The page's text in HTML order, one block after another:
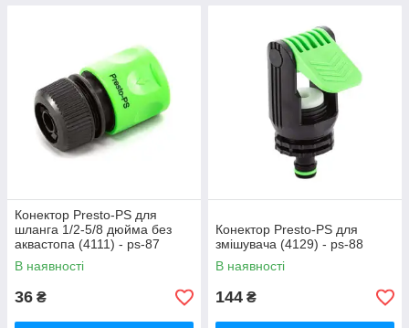
Конектор Presto-PS для
шланга 1/2-5/8 дюйма без
аквастопа (4111) - ps-87
В наявності
36 ₴
Конектор Presto-PS для
змішувача (4129) - ps-88
В наявності
144 ₴